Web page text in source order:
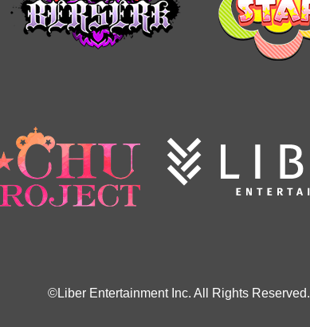
©Liber Entertainment Inc. All Rights Reserved.